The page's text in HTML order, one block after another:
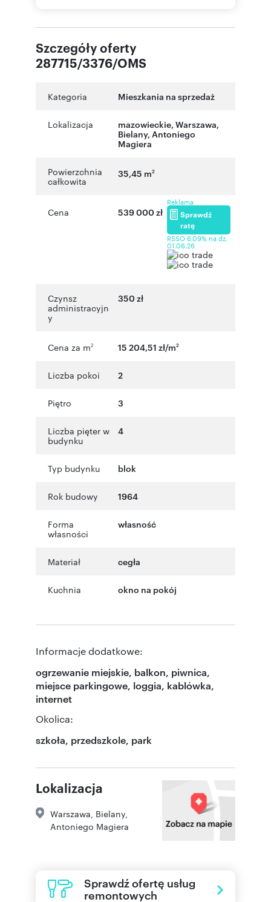
Szczegóły oferty
287715/3376/OMS
Kategoria Mieszkania na sprzedaż
Lokalizacja mazowieckie, Warszawa,
Bielany, Antoniego
Magiera
Powierzchnia
całkowita
35,45 m2
Cena 539 000 zł
Reklama
Sprawdź
ratę
RSSO 6,09% na dz.
01.06.26
Czynsz
administracyjn
y
350 zł
Cena za m2 15 204,51 zł/m2
Liczba pokoi 2
Piętro 3
Liczba pięter w
budynku
4
Typ budynku blok
Rok budowy 1964
Forma
własności
własność
Materiał cegła
Kuchnia okno na pokój
Informacje dodatkowe:
ogrzewanie miejskie, balkon, piwnica,
miejsce parkingowe, loggia, kablówka,
internet
Okolica:
szkoła, przedszkole, park
Lokalizacja
Warszawa Bielany
Antoniego Magiera
Sprawdź ofertę usług
remontowych